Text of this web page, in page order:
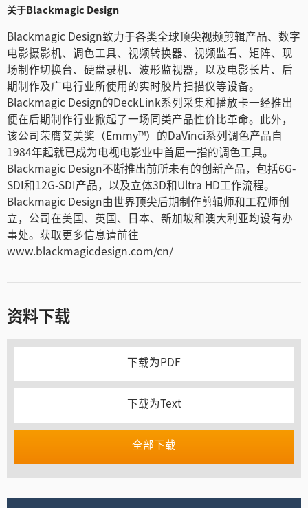
关于Blackmagic Design
Blackmagic Design致力于各类全球顶尖视频剪辑产品、数字
电影摄影机、调色工具、视频转换器、视频监看、矩阵、现
场制作切换台、硬盘录机、波形监视器，以及电影长片、后
期制作及广电行业所使用的实时胶片扫描仪等设备。
Blackmagic Design的DeckLink系列采集和播放卡一经推出
便在后期制作行业掀起了一场同类产品性价比革命。此外，
该公司荣膺艾美奖（Emmy™）的DaVinci系列调色产品自
1984年起就已成为电视电影业中首屈一指的调色工具。
Blackmagic Design不断推出前所未有的创新产品，包括6G-
SDI和12G-SDI产品，以及立体3D和Ultra HD工作流程。
Blackmagic Design由世界顶尖后期制作剪辑师和工程师创
立，公司在美国、英国、日本、新加坡和澳大利亚均设有办
事处。获取更多信息请前往
www.blackmagicdesign.com/cn/
资料下载
下载为PDF
下载为Text
全部下载